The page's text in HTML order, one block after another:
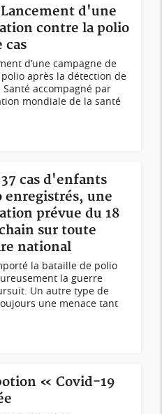
d'une
contre la polio
cas
d’une campagne de
après la détection de
accompagné par
mondiale de la santé
cas d'enfants
enregistrés, une
prévue du 18
sur toute
national
la bataille de polio
la guerre
Un autre type de
une menace tant
« Covid-19